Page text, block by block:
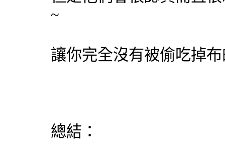
~
讓你完全沒有被偷吃掉
總結：